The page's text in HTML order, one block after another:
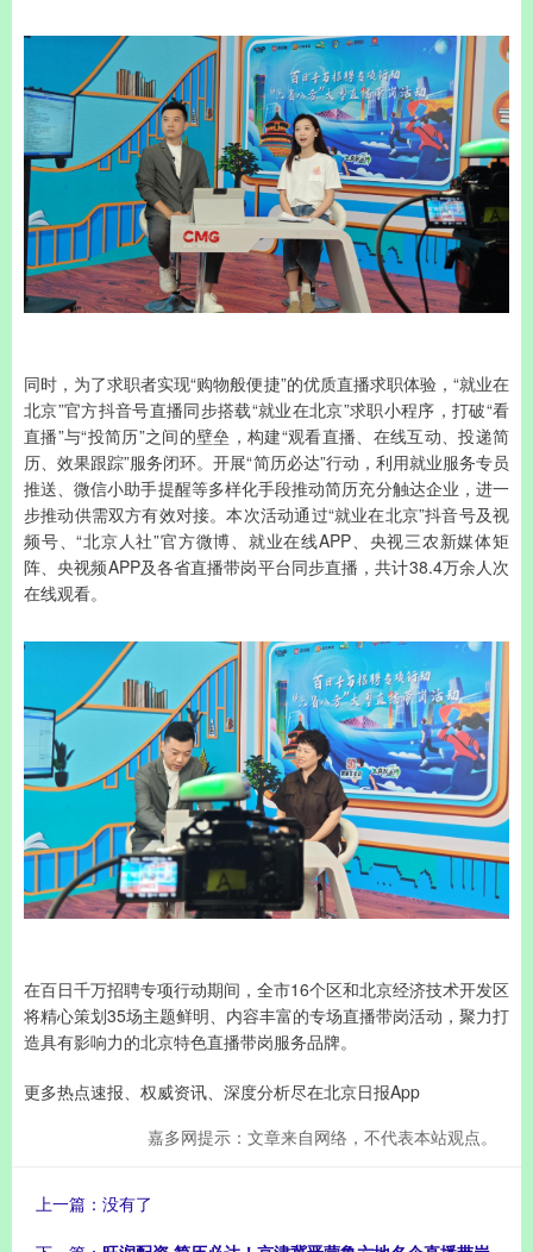
同时，为了求职者实现“购物般便捷”的优质直播求职体验，“就业在
北京”官方抖音号直播同步搭载“就业在北京”求职小程序，打破“看
直播”与“投简历”之间的壁垒，构建“观看直播、在线互动、投递简
历、效果跟踪”服务闭环。开展“简历必达”行动，利用就业服务专员
推送、微信小助手提醒等多样化手段推动简历充分触达企业，进一
步推动供需双方有效对接。本次活动通过“就业在北京”抖音号及视
频号、“北京人社”官方微博、就业在线APP、央视三农新媒体矩
阵、央视频APP及各省直播带岗平台同步直播，共计38.4万余人次
在线观看。
在百日千万招聘专项行动期间，全市16个区和北京经济技术开发区
将精心策划35场主题鲜明、内容丰富的专场直播带岗活动，聚力打
造具有影响力的北京特色直播带岗服务品牌。
更多热点速报、权威资讯、深度分析尽在北京日报App
嘉多网提示：文章来自网络，不代表本站观点。
上一篇：没有了